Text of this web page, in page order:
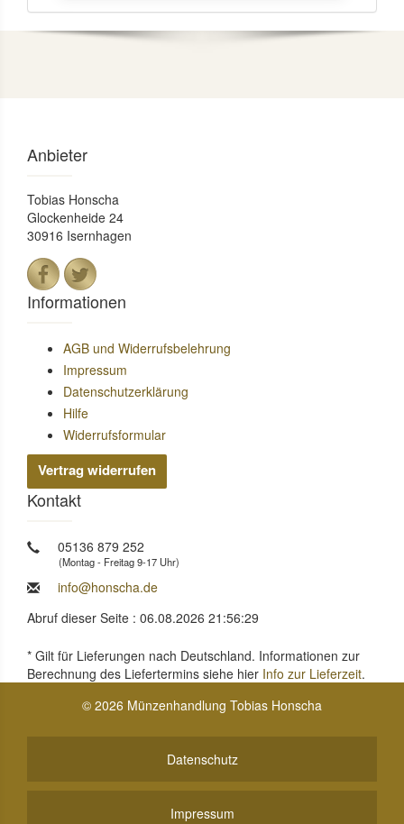
Anbieter
Tobias Honscha
Glockenheide 24
30916 Isernhagen
Informationen
AGB und Widerrufsbelehrung
Impressum
Datenschutzerklärung
Hilfe
Widerrufsformular
Vertrag widerrufen
Kontakt
05136 879 252
(Montag - Freitag 9-17 Uhr)
info@honscha.de
Abruf dieser Seite : 06.08.2026 21:56:29
* Gilt für Lieferungen nach Deutschland. Informationen zur
Berechnung des Liefertermins siehe hier Info zur Lieferzeit.
© 2026 Münzenhandlung Tobias Honscha
Datenschutz
Impressum